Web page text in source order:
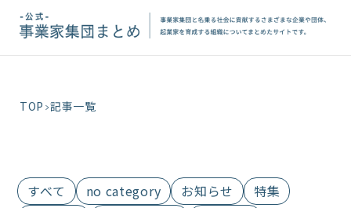
TOP 記事一覧
すべて no category お知らせ
特集